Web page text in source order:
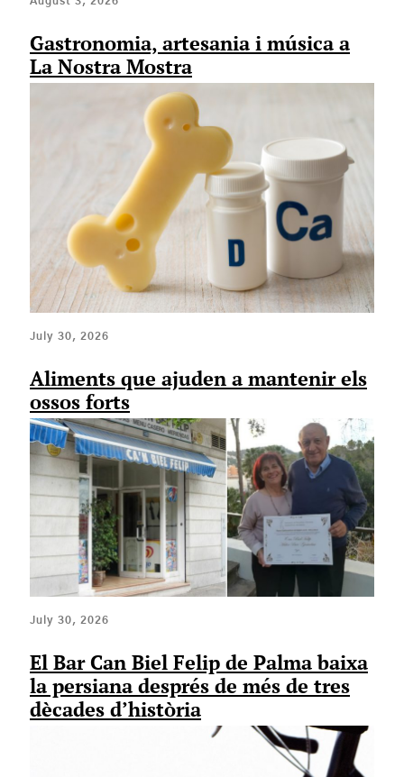
Gastronomia, artesania i música a
La Nostra Mostra
July 30, 2026
Aliments que ajuden a mantenir els
ossos forts
July 30, 2026
El Bar Can Biel Felip de Palma baixa
la persiana després de més de tres
dècades d’història